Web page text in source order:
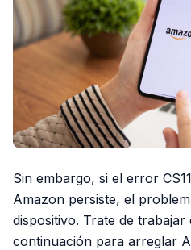
Sin embargo, si el error
Amazon persiste, el
dispositivo. Trate de
continuación para arreglar